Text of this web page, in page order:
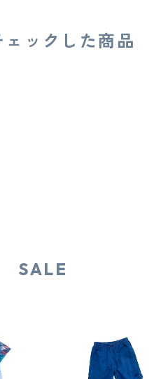
ェックした商品
SALE